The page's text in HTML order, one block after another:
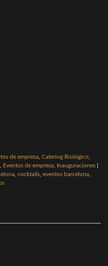
de empresa Catering Biológico
Eventos de empresa Inauguraciones
cocktails eventos barcelona